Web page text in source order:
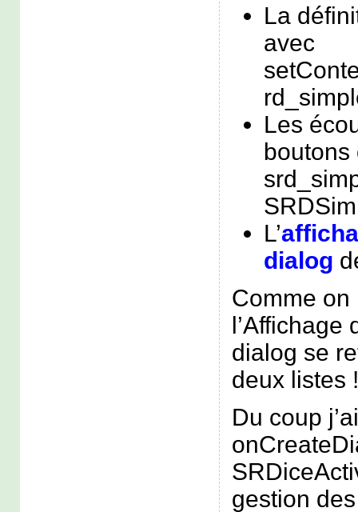
La
avec
Les
boutons
L’
dialog
Comme on
l’Affichage
dialog se
deux listes !
Du coup
gestion